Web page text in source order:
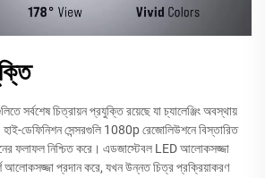
সর্বশেষ চিত্রায়ন প্রযুক্তি রয়েছে যা চ্যালেঞ্জিং অবস্থায়
ডেফিনিশন সেন্সরগুলি 1080p রেজোলিউশনে বিস্তারিত
ফলাফল নিশ্চিত করে। এডজাস্টেবল LED আলোকসজ্জা
আলোকসজ্জা প্রদান করে, যখন উন্নত চিত্র প্রক্রিয়াকরণ